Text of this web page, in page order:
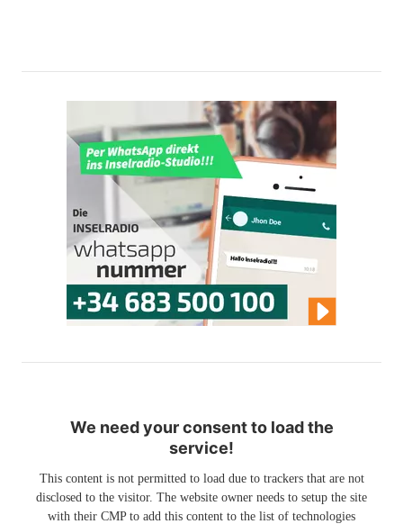
We need your consent to load the
service!
This content is not permitted to load due to trackers that are not
disclosed to the visitor. The website owner needs to setup the site
with their CMP to add this content to the list of technologies